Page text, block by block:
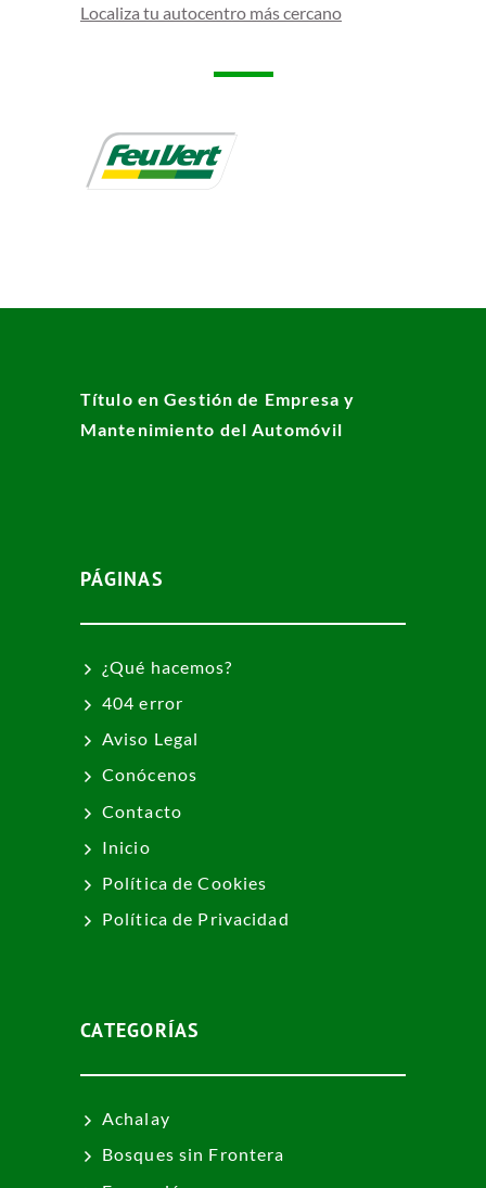
Localiza tu autocentro más cercano
Título en Gestión de Empresa y
Mantenimiento del Automóvil
PÁGINAS
¿Qué hacemos?
404 error
Aviso Legal
Conócenos
Contacto
Inicio
Política de Cookies
Política de Privacidad
CATEGORÍAS
Achalay
Bosques sin Frontera